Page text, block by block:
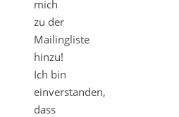
mich
zu der
Mailingliste
hinzu!
Ich bin
einverstanden,
dass